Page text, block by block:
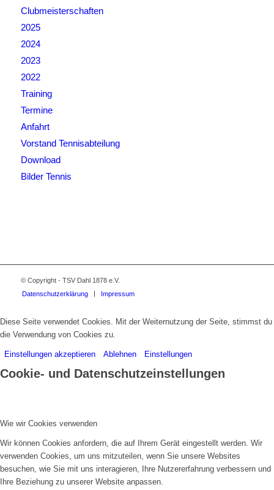
Clubmeisterschaften
2025
2024
2023
2022
Training
Termine
Anfahrt
Vorstand Tennisabteilung
Download
Bilder Tennis
© Copyright - TSV Dahl 1878 e.V.
Datenschutzerklärung
Impressum
Diese Seite verwendet Cookies. Mit der Weiternutzung der Seite, stimmst du
die Verwendung von Cookies zu.
Einstellungen akzeptieren Ablehnen Einstellungen
Cookie- und Datenschutzeinstellungen
Wie wir Cookies verwenden
Wir können Cookies anfordern, die auf Ihrem Gerät eingestellt werden. Wir
verwenden Cookies, um uns mitzuteilen, wenn Sie unsere Websites
besuchen, wie Sie mit uns interagieren, Ihre Nutzererfahrung verbessern und
Ihre Beziehung zu unserer Website anpassen.